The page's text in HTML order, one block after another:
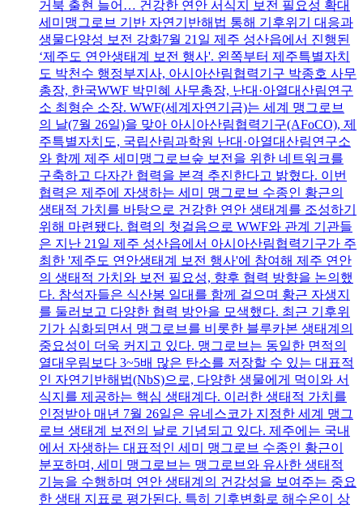
거북 출현 늘어… 건강한 연안 서식지 보전 필요성 확대
세미맹그로브 기반 자연기반해법 통해 기후위기 대응과
생물다양성 보전 강화7월 21일 제주 성산읍에서 진행된
‘제주도 연안생태계 보전 행사'. 왼쪽부터 제주특별자치
도 박천수 행정부지사, 아시아산림협력기구 박종호 사무
총장, 한국WWF 박민혜 사무총장, 난대·아열대산림연구
소 최형순 소장. WWF(세계자연기금)는 세계 맹그로브
의 날(7월 26일)을 맞아 아시아산림협력기구(AFoCO), 제
주특별자치도, 국립산림과학원 난대·아열대산림연구소
와 함께 제주 세미맹그로브숲 보전을 위한 네트워크를
구축하고 다자간 협력을 본격 추진한다고 밝혔다. 이번
협력은 제주에 자생하는 세미 맹그로브 수종인 황근의
생태적 가치를 바탕으로 건강한 연안 생태계를 조성하기
위해 마련됐다. 협력의 첫걸음으로 WWF와 관계 기관들
은 지난 21일 제주 성산읍에서 아시아산림협력기구가 주
최한 '제주도 연안생태계 보전 행사'에 참여해 제주 연안
의 생태적 가치와 보전 필요성, 향후 협력 방향을 논의했
다. 참석자들은 식산봉 일대를 함께 걸으며 황근 자생지
를 둘러보고 다양한 협력 방안을 모색했다. 최근 기후위
기가 심화되면서 맹그로브를 비롯한 블루카본 생태계의
중요성이 더욱 커지고 있다. 맹그로브는 동일한 면적의
열대우림보다 3~5배 많은 탄소를 저장할 수 있는 대표적
인 자연기반해법(NbS)으로, 다양한 생물에게 먹이와 서
식지를 제공하는 핵심 생태계다. 이러한 생태적 가치를
인정받아 매년 7월 26일은 유네스코가 지정한 세계 맹그
로브 생태계 보전의 날로 기념되고 있다. 제주에는 국내
에서 자생하는 대표적인 세미 맹그로브 수종인 황근이
분포하며, 세미 맹그로브는 맹그로브와 유사한 생태적
기능을 수행하며 연안 생태계의 건강성을 보여주는 중요
한 생태 지표로 평가된다. 특히 기후변화로 해수온이 상